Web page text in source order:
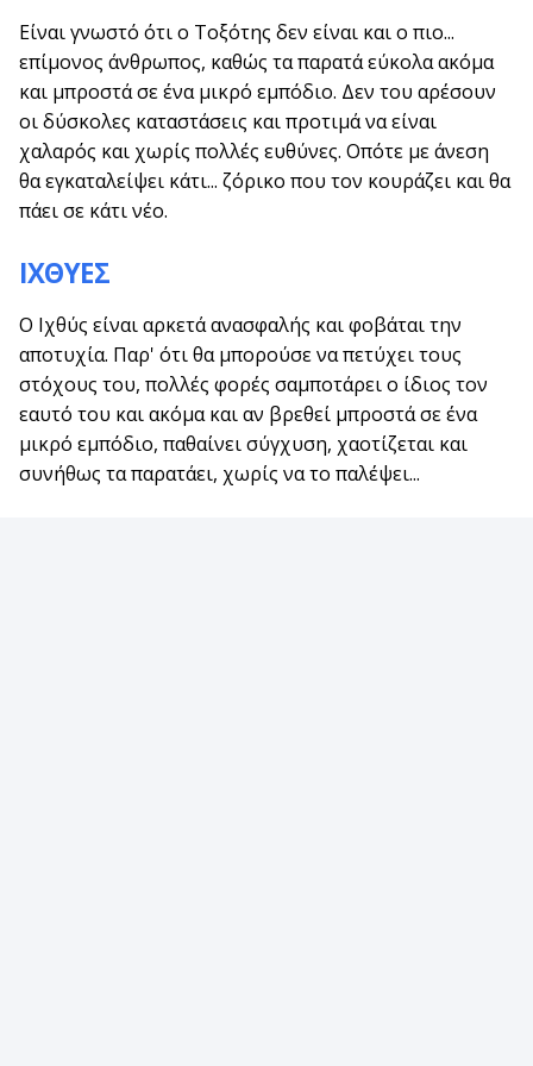
Είναι γνωστό ότι ο Τοξότης δεν είναι και ο πιο...
επίμονος άνθρωπος, καθώς τα παρατά εύκολα ακόμα
και μπροστά σε ένα μικρό εμπόδιο. Δεν του αρέσουν
οι δύσκολες καταστάσεις και προτιμά να είναι
χαλαρός και χωρίς πολλές ευθύνες. Οπότε με άνεση
θα εγκαταλείψει κάτι... ζόρικο που τον κουράζει και θα
πάει σε κάτι νέο.
ΙΧΘΥΕΣ
Ο Ιχθύς είναι αρκετά ανασφαλής και φοβάται την
αποτυχία. Παρ' ότι θα μπορούσε να πετύχει τους
στόχους του, πολλές φορές σαμποτάρει ο ίδιος τον
εαυτό του και ακόμα και αν βρεθεί μπροστά σε ένα
μικρό εμπόδιο, παθαίνει σύγχυση, χαοτίζεται και
συνήθως τα παρατάει, χωρίς να το παλέψει...